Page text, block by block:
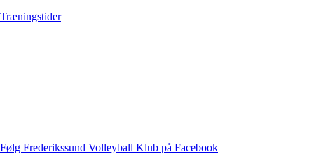
Træningstider
Følg Frederikssund Volleyball Klub på Facebook